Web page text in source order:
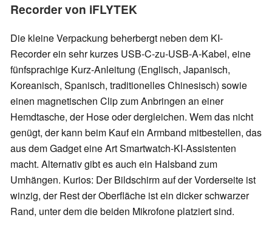
Recorder von iFLYTEK
Die kleine Verpackung beherbergt neben dem KI-
Recorder ein sehr kurzes USB-C-zu-USB-A-Kabel, eine
fünfsprachige Kurz-Anleitung (Englisch, Japanisch,
Koreanisch, Spanisch, traditionelles Chinesisch) sowie
einen magnetischen Clip zum Anbringen an einer
Hemdtasche, der Hose oder dergleichen. Wem das nicht
genügt, der kann beim Kauf ein Armband mitbestellen, das
aus dem Gadget eine Art Smartwatch-KI-Assistenten
macht. Alternativ gibt es auch ein Halsband zum
Umhängen. Kurios: Der Bildschirm auf der Vorderseite ist
winzig, der Rest der Oberfläche ist ein dicker schwarzer
Rand, unter dem die beiden Mikrofone platziert sind.